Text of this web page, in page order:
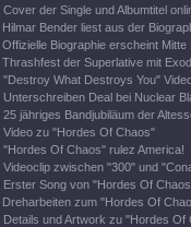
Cover der Single und Albumtitel
Hilmar Bender liest aus der
Offizielle Biographie erscheint Mitte
Thrashfest der Superlative mit
"Destroy What Destroys You"
Unterschreiben Deal bei Nuclear
25 jähriges Bandjubiläum der
Video zu "Hordes Of Chaos"
"Hordes Of Chaos" rulez America!
Videoclip zwischen "300" und
Erster Song von "Hordes Of
Dreharbeiten zum "Hordes Of
Details und Artwork zu "Hordes Of